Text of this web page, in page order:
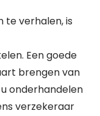
te verhalen, is
Een goede
brengen van
onderhandelen
verzekeraar